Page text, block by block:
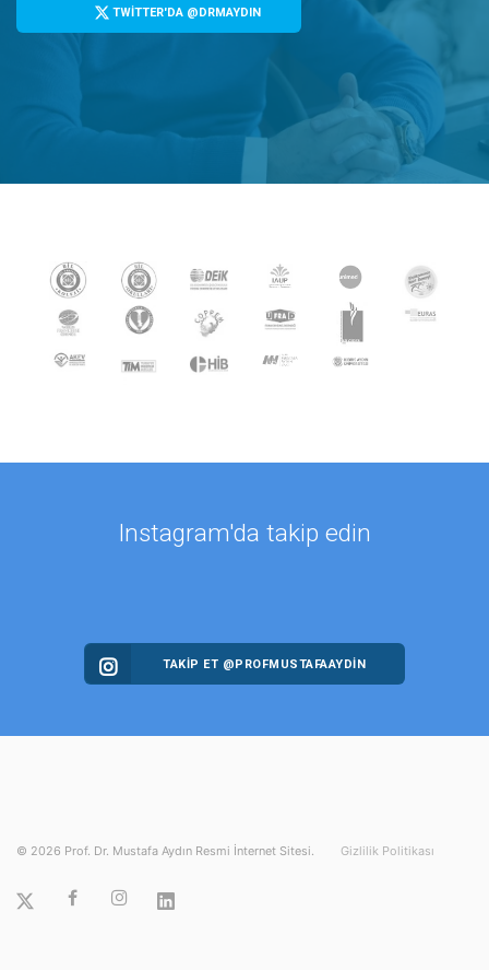
TWİTTER'DA @DRMAYDIN
Instagram'da takip edin
TAKİP ET @PROFMUSTAFAAYDIN
© 2026 Prof. Dr. Mustafa Aydın Resmi İnternet Sitesi. Gizlilik Politikası